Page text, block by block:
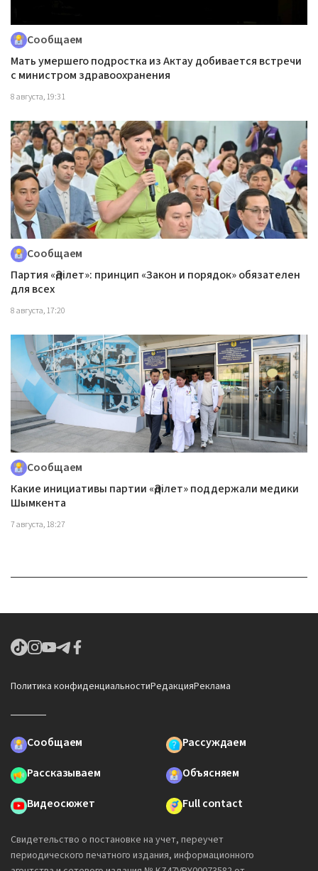
Сообщаем
Мать умершего подростка из Актау добивается встречи
с министром здравоохранения
8 августа, 19:31
Сообщаем
Партия «Әділет»: принцип «Закон и порядок» обязателен
для всех
8 августа, 17:20
Сообщаем
Какие инициативы партии «Әділет» поддержали медики
Шымкента
7 августа, 18:27
Политика конфиденциальностиРедакцияРеклама
Сообщаем
Рассуждаем
Рассказываем
Объясняем
Видеосюжет
Full contact
Свидетельство о постановке на учет, переучет
периодического печатного издания, информационного